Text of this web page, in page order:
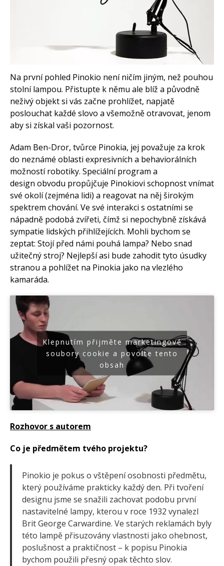
Arduino projekty
Arduino s Massimem Banzim
Arduino se Zbyškem Vodou
Arduino v příkladech
Arduino roboti
Micro:bit
Koupit
Na první pohled Pinokio není ničím jiným, než pouhou
stolní lampou. Přistupte k němu ale blíž a původně
neživý objekt si vás začne prohlížet, napjatě
poslouchat každé slovo a všemožně otravovat, jenom
aby si získal vaši pozornost.
Adam Ben-Dror, tvůrce Pinokia, jej považuje za krok
do neznámé oblasti expresivních a behaviorálních
možností robotiky. Speciální program a
design obvodu propůjčuje Pinokiovi schopnost vnímat
své okolí (zejména lidi) a reagovat na něj širokým
spektrem chování. Ve své interakci s ostatními se
nápadně podobá zvířeti, čímž si nepochybně získává
sympatie lidských přihlížejících. Mohli bychom se
zeptat: Stojí před námi pouhá lampa? Nebo snad
užitečný stroj? Nejlepší asi bude zahodit tyto úsudky
stranou a pohlížet na Pinokia jako na vlezlého
kamaráda.
Klepnutím přijměte marketingové
soubory cookie a povolte tento
obsah
Rozhovor s autorem
Co je předmětem tvého projektu?
Pinokio je pokus o vštěpení osobnosti předmětu,
který používáme prakticky každý den. Při tvoření
designu jsme se snažili zachovat podobu první
nastavitelné lampy, kterou v roce 1932 vynalezl
Brit George Carwardine. Ve starých reklamách byly
této lampě přisuzovány vlastnosti jako ohebnost,
poslušnost a praktičnost – k popisu Pinokia
bychom použili přesný opak těchto slov.